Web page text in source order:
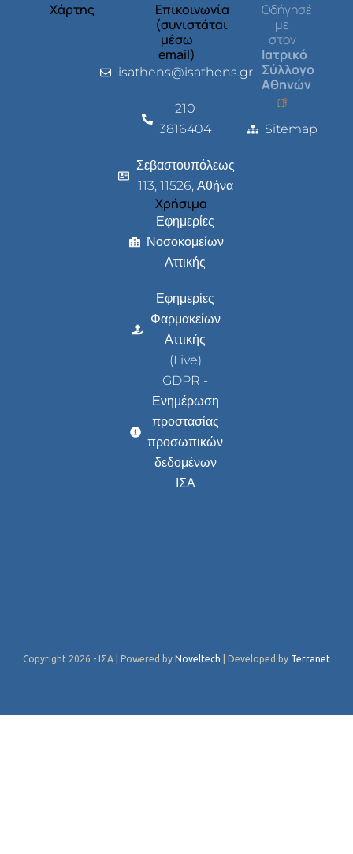
Χάρτης
Επικοινωνία
(συνιστάται
μέσω
email)
isathens@isathens.gr
210
3816404
Σεβαστουπόλεως
113, 11526, Αθήνα
Χρήσιμα
Εφημερίες
Νοσοκομείων
Αττικής
Εφημερίες
Φαρμακείων
Αττικής
(Live)
GDPR -
Ενημέρωση
προστασίας
προσωπικών
δεδομένων
ΙΣΑ
Οδήγησέ
με
στον
Ιατρικό
Σύλλογο
Αθηνών
Sitemap
Copyright 2026 - ΙΣΑ | Powered by Noveltech | Developed by Terranet